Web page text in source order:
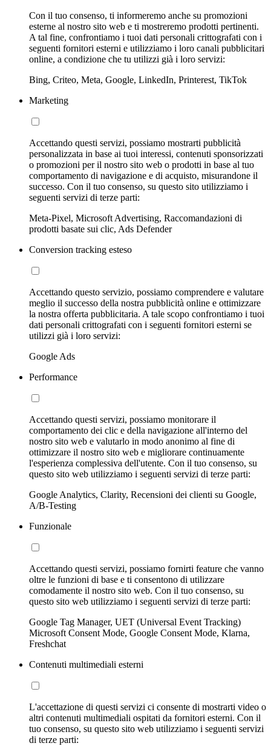
Con il tuo consenso, ti informeremo anche su promozioni
esterne al nostro sito web e ti mostreremo prodotti pertinenti.
A tal fine, confrontiamo i tuoi dati personali crittografati con i
seguenti fornitori esterni e utilizziamo i loro canali pubblicitari
online, a condizione che tu utilizzi già i loro servizi:
Bing, Criteo, Meta, Google, LinkedIn, Printerest, TikTok
Marketing
Accettando questi servizi, possiamo mostrarti pubblicità
personalizzata in base ai tuoi interessi, contenuti sponsorizzati
o promozioni per il nostro sito web o prodotti in base al tuo
comportamento di navigazione e di acquisto, misurandone il
successo. Con il tuo consenso, su questo sito utilizziamo i
seguenti servizi di terze parti:
Meta-Pixel, Microsoft Advertising, Raccomandazioni di
prodotti basate sui clic, Ads Defender
Conversion tracking esteso
Accettando questo servizio, possiamo comprendere e valutare
meglio il successo della nostra pubblicità online e ottimizzare
la nostra offerta pubblicitaria. A tale scopo confrontiamo i tuoi
dati personali crittografati con i seguenti fornitori esterni se
utilizzi già i loro servizi:
Google Ads
Performance
Accettando questi servizi, possiamo monitorare il
comportamento dei clic e della navigazione all'interno del
nostro sito web e valutarlo in modo anonimo al fine di
ottimizzare il nostro sito web e migliorare continuamente
l'esperienza complessiva dell'utente. Con il tuo consenso, su
questo sito web utilizziamo i seguenti servizi di terze parti:
Google Analytics, Clarity, Recensioni dei clienti su Google,
A/B-Testing
Funzionale
Accettando questi servizi, possiamo fornirti feature che vanno
oltre le funzioni di base e ti consentono di utilizzare
comodamente il nostro sito web. Con il tuo consenso, su
questo sito web utilizziamo i seguenti servizi di terze parti:
Google Tag Manager, UET (Universal Event Tracking)
Microsoft Consent Mode, Google Consent Mode, Klarna,
Freshchat
Contenuti multimediali esterni
L'accettazione di questi servizi ci consente di mostrarti video o
altri contenuti multimediali ospitati da fornitori esterni. Con il
tuo consenso, su questo sito web utilizziamo i seguenti servizi
di terze parti: